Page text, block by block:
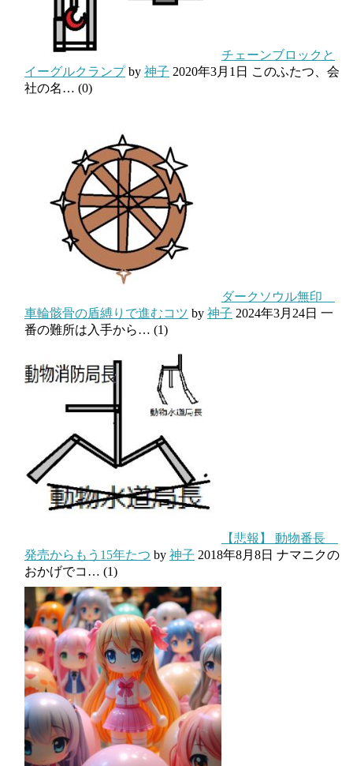
チェーンブロックと
イーグルクランプby 神子 2020年3月1日 このふたつ、会
社の名… (0)
ダークソウル無印
車輪骸骨の盾縛りで進むコツ by 神子 2024年3月24日 一
番の難所は入手から… (1)
【悲報】 動物番長
発売からもう15年たつ by 神子 2018年8月8日 ナマニクの
おかげでコ… (1)